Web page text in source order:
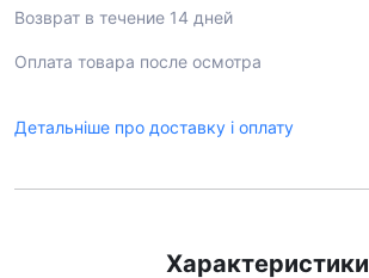
Возврат в течение 14 дней
Оплата товара после осмотра
Детальніше про доставку і оплату
Характеристики